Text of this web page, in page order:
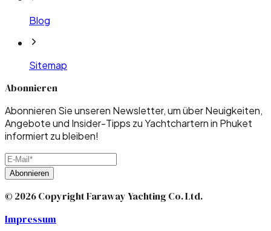
Blog
Sitemap
Abonnieren
Abonnieren Sie unseren Newsletter, um über Neuigkeiten,
Angebote und Insider-Tipps zu Yachtchartern in Phuket
informiert zu bleiben!
Abonnieren
© 2026 Copyright Faraway Yachting Co. Ltd.
Impressum